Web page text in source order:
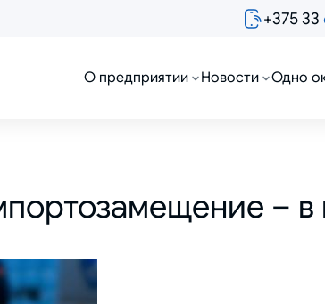
+375 33
О предприятии Новости Одно
– в